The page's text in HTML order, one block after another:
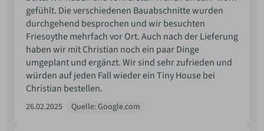
gefühlt. Die verschiedenen Bauabschnitte wurden
durchgehend besprochen und wir besuchten
Friesoythe mehrfach vor Ort. Auch nach der Lieferung
haben wir mit Christian noch ein paar Dinge
umgeplant und ergänzt. Wir sind sehr zufrieden und
würden auf jeden Fall wieder ein Tiny House bei
Christian bestellen.
26.02.2025 Quelle: Google.com